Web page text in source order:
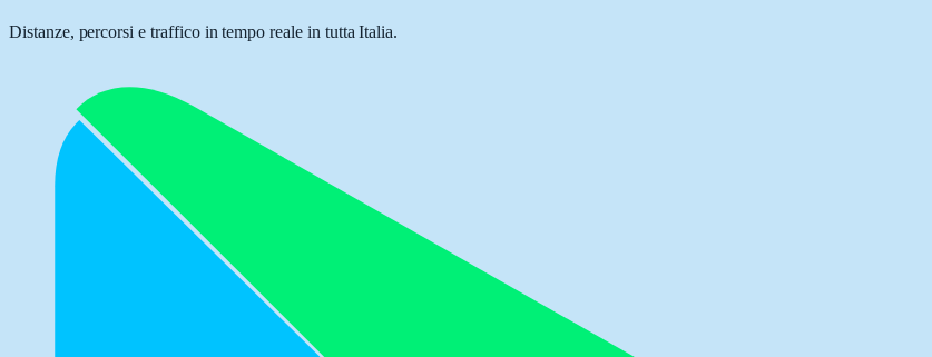
Distanze, percorsi e traffico in tempo reale in tutta Italia.